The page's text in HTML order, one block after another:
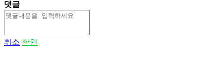
댓글
취소 확인